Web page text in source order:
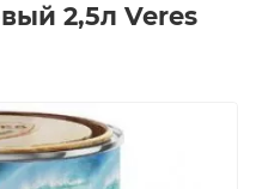
2,5л Veres